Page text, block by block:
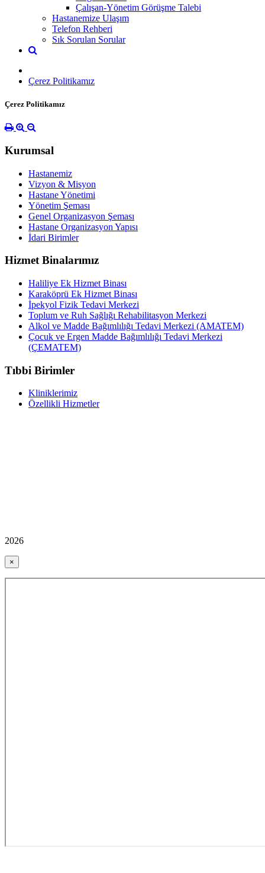
Çalışan-Yönetim Görüşme Talebi
Hastanemize Ulaşım
Telefon Rehberi
Sık Sorulan Sorular
Çerez Politikamız
Çerez Politikamız
Kurumsal
Hastanemiz
Vizyon & Misyon
Hastane Yönetimi
Yönetim Şeması
Genel Organizasyon Şeması
Hastane Organizasyon Yapısı
İdari Birimler
Hizmet Binalarımız
Haliliye Ek Hizmet Binası
Karaköprü Ek Hizmet Binası
İpekyol Fizik Tedavi Merkezi
Toplum ve Ruh Sağlığı Rehabilitasyon Merkezi
Alkol ve Madde Bağımlılığı Tedavi Merkezi (AMATEM)
Çocuk ve Ergen Madde Bağımlılığı Tedavi Merkezi
(ÇEMATEM)
Tıbbi Birimler
Kliniklerimiz
Özellikli Hizmetler
2026
×